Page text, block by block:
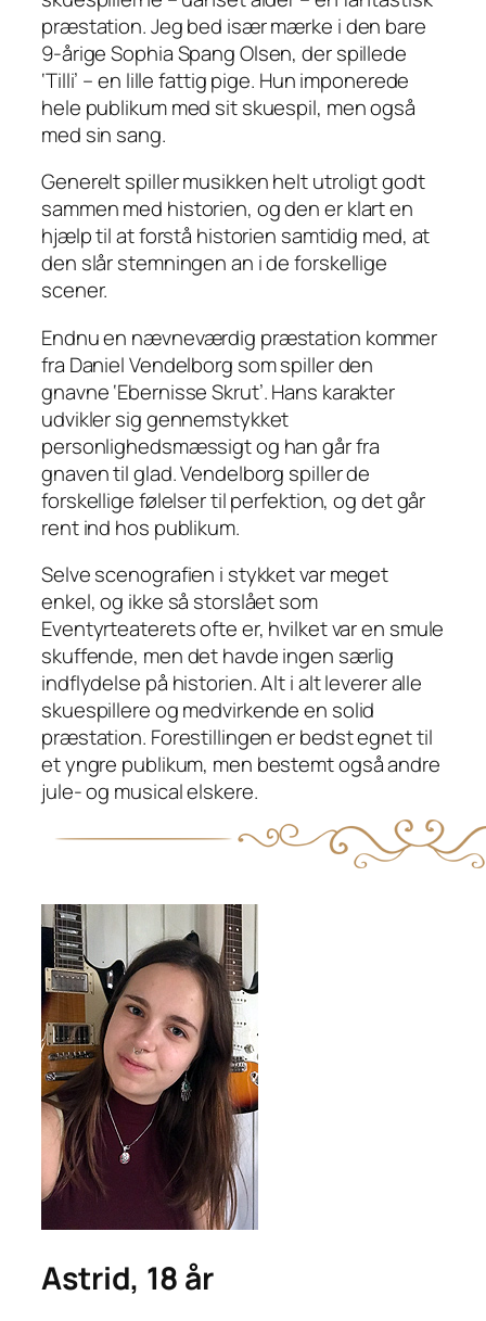
præstation. Jeg bed især mærke i den bare
9-årige Sophia Spang Olsen, der spillede
‘Tilli’ – en lille fattig pige. Hun imponerede
hele publikum med sit skuespil, men også
med sin sang.
Generelt spiller musikken helt utroligt godt
sammen med historien, og den er klart en
hjælp til at forstå historien samtidig med, at
den slår stemningen an i de forskellige
scener.
Endnu en nævneværdig præstation kommer
fra Daniel Vendelborg som spiller den
gnavne ‘Ebernisse Skrut’. Hans karakter
udvikler sig gennemstykket
personlighedsmæssigt og han går fra
gnaven til glad. Vendelborg spiller de
forskellige følelser til perfektion, og det går
rent ind hos publikum.
Selve scenografien i stykket var meget
enkel, og ikke så storslået som
Eventyrteaterets ofte er, hvilket var en smule
skuffende, men det havde ingen særlig
indflydelse på historien. Alt i alt leverer alle
skuespillere og medvirkende en solid
præstation. Forestillingen er bedst egnet til
et yngre publikum, men bestemt også andre
jule- og musical elskere.
Astrid, 18 år